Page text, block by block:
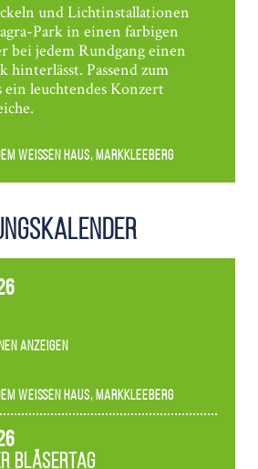
und Lichtinstallationen
Park in einen farbigen
bei jedem Rundgang einen
hinterlässt. Passend zum
leuchtendes Konzert
weißen Haus, Markkleeberg
anzeigen
und Lichtinstallationen
Park in einen farbigen
bei jedem Rundgang einen
leuchtendes Konzert
weißen Haus, Markkleeberg
Bläsertag